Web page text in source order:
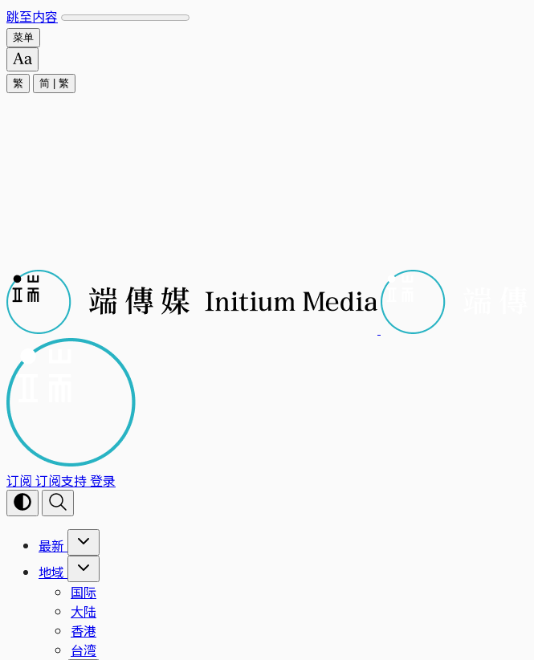
跳至内容
菜单
繁 简 繁
订阅 订阅支持登录
最新
地域
国际
大陆
香港
台湾